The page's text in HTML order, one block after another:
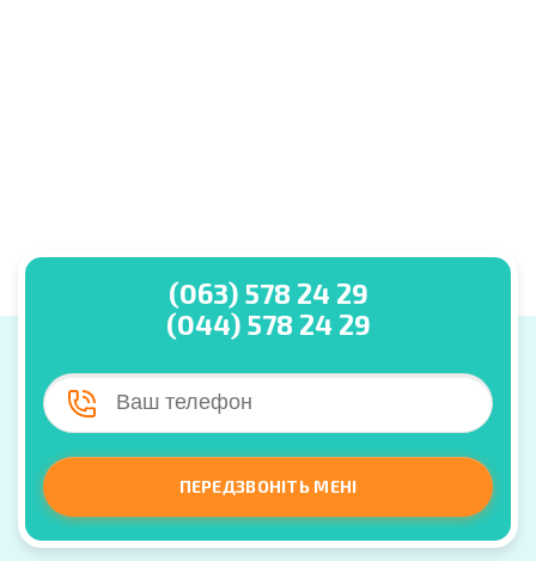
(063) 578 24 29
(044) 578 24 29
ПЕРЕДЗВОНІТЬ МЕНІ